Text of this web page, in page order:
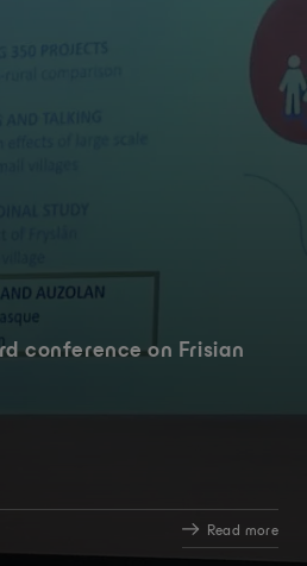
conference on Frisian
Read more